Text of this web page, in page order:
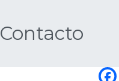
Contacto